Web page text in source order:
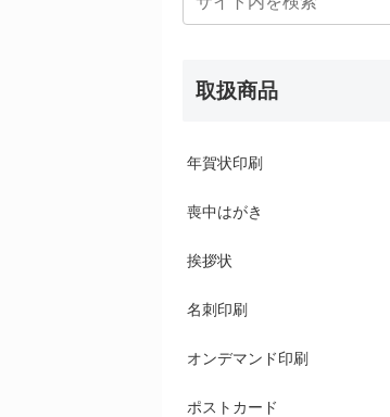
取扱商品
年賀状印刷
喪中はがき
挨拶状
名刺印刷
オンデマンド印刷
ポストカード